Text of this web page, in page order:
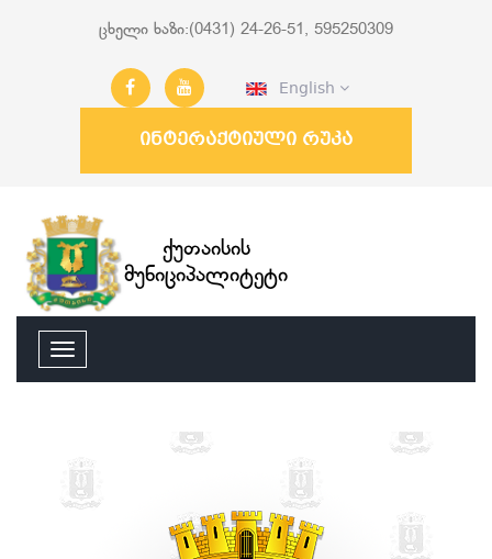
ცხელი ხაზი:(0431) 24-26-51, 595250309
English
ინტერაქტიული რუკა
ქუთაისის
მუნიციპალიტეტი